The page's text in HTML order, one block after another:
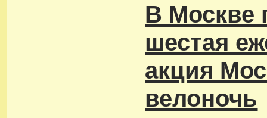
В Москве
шестая
акция
велоночь